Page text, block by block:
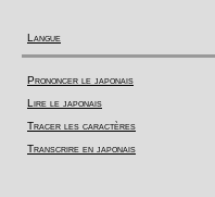
Langue
Prononcer le japonais
Lire le japonais
Tracer les caractères
Transcrire en japonais